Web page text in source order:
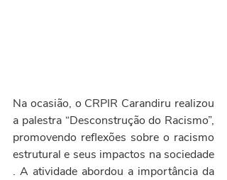
Na ocasião, o CRPIR Carandiru realizou
a palestra “Desconstrução do Racismo”,
promovendo reflexões sobre o racismo
estrutural e seus impactos na sociedade
. A atividade abordou a importância da